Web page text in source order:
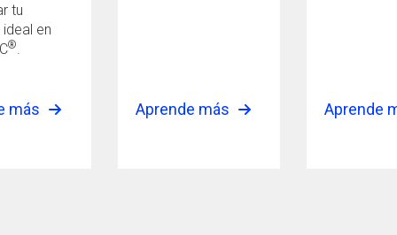
tu
en
®
más Aprende más Aprende